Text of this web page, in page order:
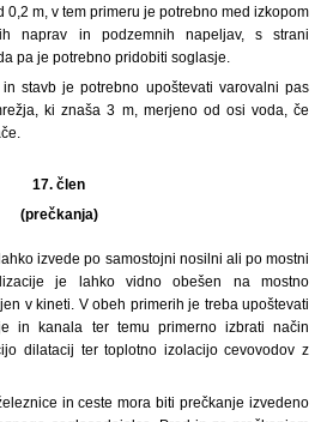
0,2 m, v tem primeru je potrebno med izkopom
naprav in podzemnih napeljav, s strani
pa je potrebno pridobiti soglasje.
stavb je potrebno upoštevati varovalni pas
ki znaša 3 m, merjeno od osi voda, če
17. člen
(prečkanja)
izvede po samostojni nosilni ali po mostni
je lahko vidno obešen na mostno
v kineti. V obeh primerih je treba upoštevati
in kanala ter temu primerno izbrati način
dilatacij ter toplotno izolacijo cevovodov z
in ceste mora biti prečkanje izvedeno